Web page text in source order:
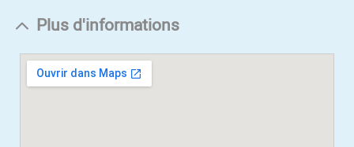
Plus d'informations